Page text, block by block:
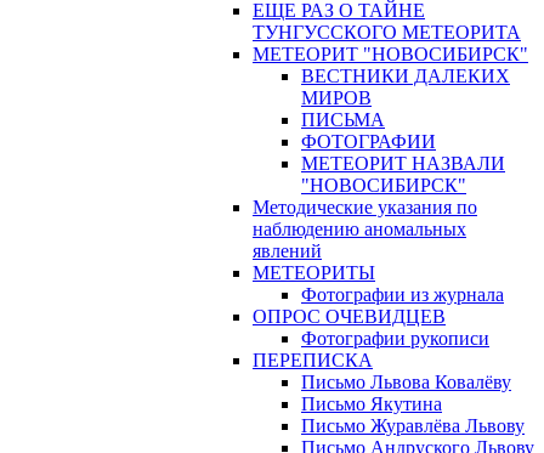
ЕЩЕ РАЗ О ТАЙНЕ
ТУНГУССКОГО МЕТЕОРИТА
МЕТЕОРИТ "НОВОСИБИРСК"
ВЕСТНИКИ ДАЛЕКИХ
МИРОВ
ПИСЬМА
ФОТОГРАФИИ
МЕТЕОРИТ НАЗВАЛИ
"НОВОСИБИРСК"
Методические указания по
наблюдению аномальных
явлений
МЕТЕОРИТЫ
Фотографии из журнала
ОПРОС ОЧЕВИДЦЕВ
Фотографии рукописи
ПЕРЕПИСКА
Письмо Львова Ковалёву
Письмо Якутина
Письмо Журавлёва Львову
Письмо Андруского Львову